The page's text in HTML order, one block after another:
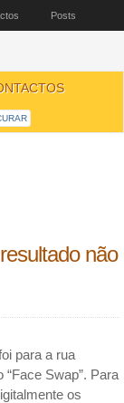
Posts
não
para a rua
Swap”. Para
os